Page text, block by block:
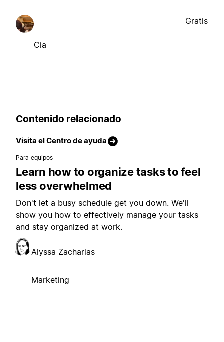
Cia
Gratis
Contenido relacionado
Visita el Centro de ayuda
Para equipos
Learn how to organize tasks to feel
less overwhelmed
Don't let a busy schedule get you down. We'll
show you how to effectively manage your tasks
and stay organized at work.
Alyssa Zacharias
Marketing